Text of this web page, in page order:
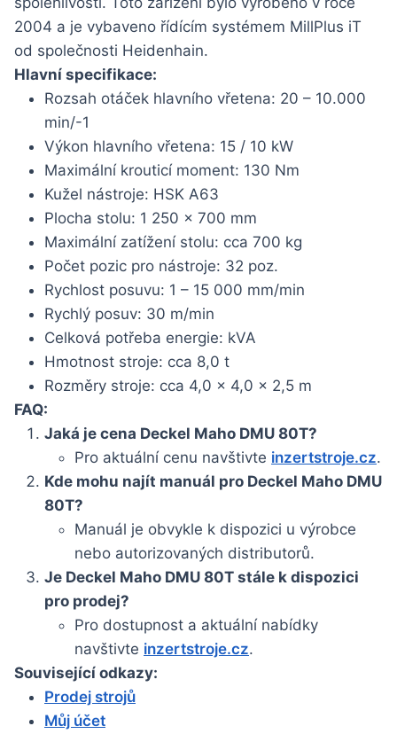
2004 a je vybaveno řídícím systémem MillPlus iT
od společnosti Heidenhain.
Hlavní specifikace:
Rozsah otáček hlavního vřetena: 20 – 10.000
min/-1
Výkon hlavního vřetena: 15 / 10 kW
Maximální krouticí moment: 130 Nm
Kužel nástroje: HSK A63
Plocha stolu: 1 250 x 700 mm
Maximální zatížení stolu: cca 700 kg
Počet pozic pro nástroje: 32 poz.
Rychlost posuvu: 1 – 15 000 mm/min
Rychlý posuv: 30 m/min
Celková potřeba energie: kVA
Hmotnost stroje: cca 8,0 t
Rozměry stroje: cca 4,0 x 4,0 x 2,5 m
FAQ:
Jaká je cena Deckel Maho DMU 80T?
Pro aktuální cenu navštivte inzertstroje.cz.
Kde mohu najít manuál pro Deckel Maho DMU
80T?
Manuál je obvykle k dispozici u výrobce
nebo autorizovaných distributorů.
Je Deckel Maho DMU 80T stále k dispozici
pro prodej?
Pro dostupnost a aktuální nabídky
navštivte inzertstroje.cz.
Související odkazy:
Prodej strojů
Můj účet